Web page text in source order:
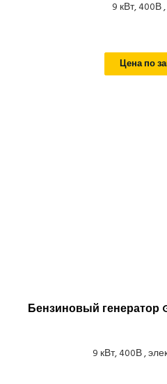
9 кВт, 400В
Цена по
Бензиновый генератор
9 кВт, 400В ,